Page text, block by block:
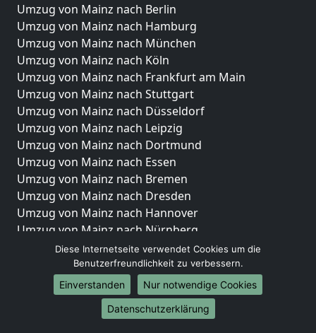
Umzug von Mainz nach Berlin
Umzug von Mainz nach Hamburg
Umzug von Mainz nach München
Umzug von Mainz nach Köln
Umzug von Mainz nach Frankfurt am Main
Umzug von Mainz nach Stuttgart
Umzug von Mainz nach Düsseldorf
Umzug von Mainz nach Leipzig
Umzug von Mainz nach Dortmund
Umzug von Mainz nach Essen
Umzug von Mainz nach Bremen
Umzug von Mainz nach Dresden
Umzug von Mainz nach Hannover
Umzug von Mainz nach Nürnberg
Umzug von Mainz nach Duisburg
Umzug von Mainz nach Bochum
Umzug von Mainz nach Wuppertal
Umzug von Mainz nach Bielefeld
Umzug von Mainz nach Bonn
Diese Internetseite verwendet Cookies um die
Benutzerfreundlichkeit zu verbessern.
Einverstanden
Nur notwendige Cookies
Datenschutzerklärung